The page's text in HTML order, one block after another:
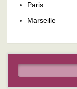
Paris
Marseille